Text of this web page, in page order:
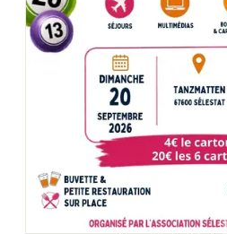
Sorties & loisirs
Lotos dans le Bas-Rhin
Lotos en Alsace
Lotos dans le Grand Est